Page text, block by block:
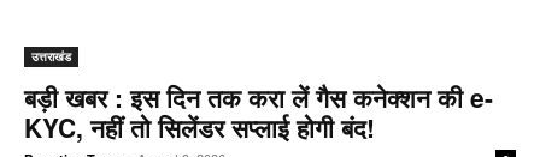
उत्तराखंड
बड़ी खबर : इस दिन तक करा लें गैस कनेक्शन की e-
KYC, नहीं तो सिलेंडर सप्लाई होगी बंद!